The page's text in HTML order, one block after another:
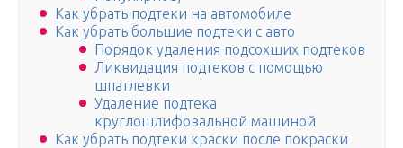
Как убрать подтеки на автомобиле
Как убрать большие подтеки с авто
Порядок удаления подсохших подтеков
Ликвидация подтеков с помощью
шпатлевки
Удаление подтека
круглошлифовальной машиной
Как убрать подтеки краски после покраски